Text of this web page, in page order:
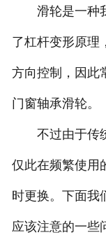
滑轮是一种我
了杠杆变形原理
方向控制，因此
门窗轴承滑轮。
不过由于传统
仅此在频繁使用
时更换。下面我
应该注意的一些